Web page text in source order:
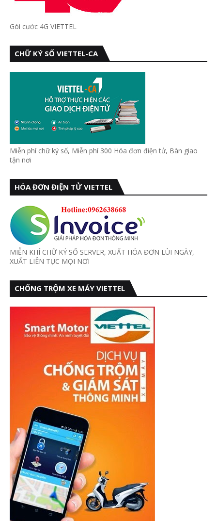
Gói cước 4G VIETTEL
CHỮ KÝ SỐ VIETTEL-CA
Miễn phí chữ ký số, Miễn phí 300 Hóa đơn điện tử, Bàn giao
tận nơi
HÓA ĐƠN ĐIỆN TỬ VIETTEL
MIỄN KHÍ CHỮ KÝ SỐ SERVER, XUẤT HÓA ĐƠN LÙI NGÀY,
XUẤT LIÊN TỤC MỌI NƠI
CHỐNG TRỘM XE MÁY VIETTEL